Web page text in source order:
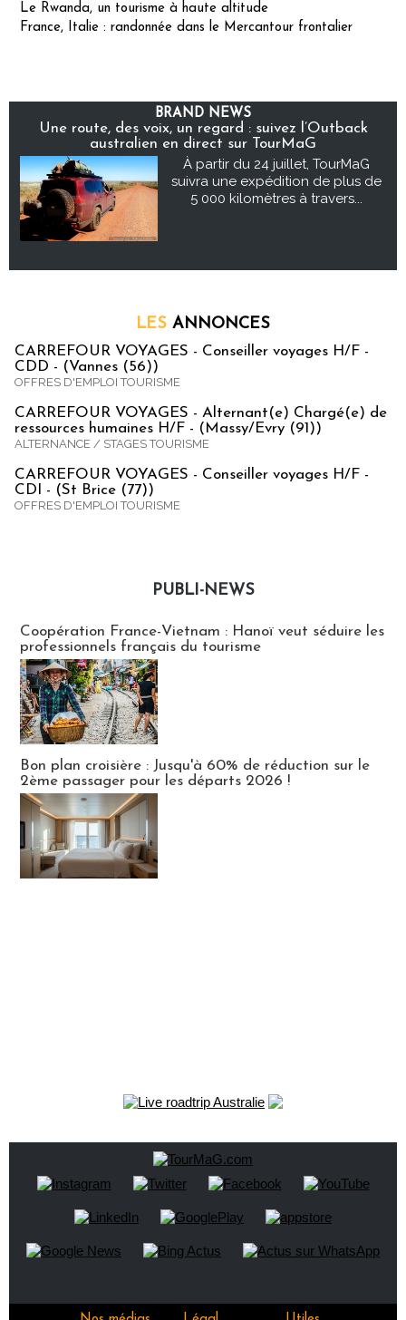
Le Rwanda, un tourisme à haute altitude
France, Italie : randonnée dans le Mercantour frontalier
BRAND NEWS
Une route, des voix, un regard : suivez l’Outback
australien en direct sur TourMaG
À partir du 24 juillet, TourMaG
suivra une expédition de plus de
5 000 kilomètres à travers...
LES ANNONCES
CARREFOUR VOYAGES - Conseiller voyages H/F -
CDD - (Vannes (56))
OFFRES D'EMPLOI TOURISME
CARREFOUR VOYAGES - Alternant(e) Chargé(e) de
ressources humaines H/F - (Massy/Evry (91))
ALTERNANCE / STAGES TOURISME
CARREFOUR VOYAGES - Conseiller voyages H/F -
CDI - (St Brice (77))
OFFRES D'EMPLOI TOURISME
PUBLI-NEWS
Coopération France-Vietnam : Hanoï veut séduire les
professionnels français du tourisme
Bon plan croisière : Jusqu'à 60% de réduction sur le
2ème passager pour les départs 2026 !